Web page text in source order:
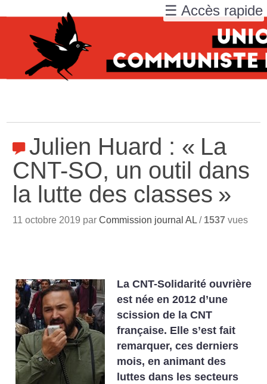
Julien Huard : « La
CNT-SO, un outil dans
la lutte des classes »
11 octobre 2019 parCommission journal AL / 1537 vues
La CNT-Solidarité ouvrière
est née en 2012 d’une
scission de la CNT
française. Elle s’est fait
remarquer, ces derniers
mois, en animant des
luttes dans les ­secteurs
☰ Accès rapide